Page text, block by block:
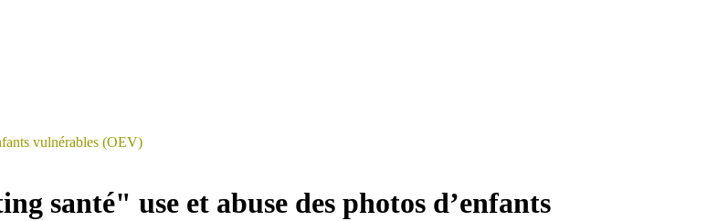
vulnérables (OEV)
santé" use et abuse des photos d’enfants